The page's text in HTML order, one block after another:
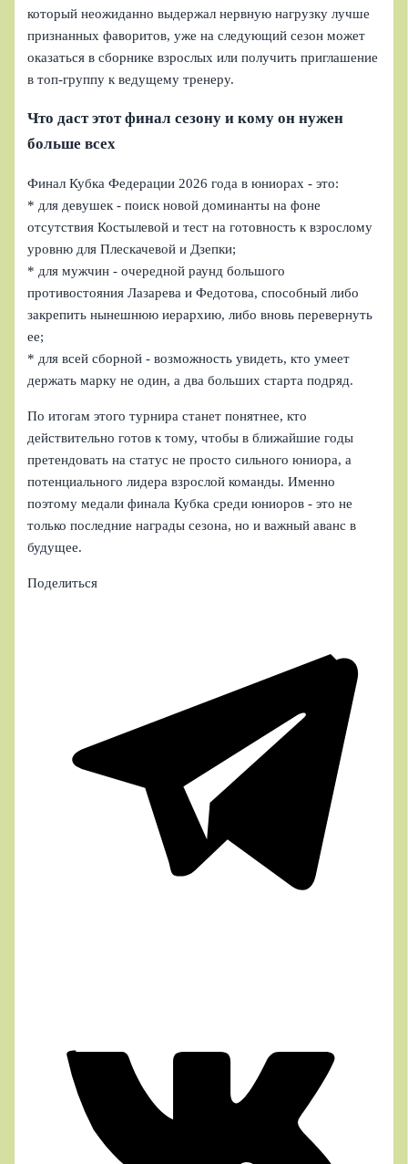
который неожиданно выдержал нервную нагрузку лучше
признанных фаворитов, уже на следующий сезон может
оказаться в сборнике взрослых или получить приглашение
в топ-группу к ведущему тренеру.
Что даст этот финал сезону и кому он нужен
больше всех
Финал Кубка Федерации 2026 года в юниорах - это:
* для девушек - поиск новой доминанты на фоне
отсутствия Костылевой и тест на готовность к взрослому
уровню для Плескачевой и Дзепки;
* для мужчин - очередной раунд большого
противостояния Лазарева и Федотова, способный либо
закрепить нынешнюю иерархию, либо вновь перевернуть
ее;
* для всей сборной - возможность увидеть, кто умеет
держать марку не один, а два больших старта подряд.
По итогам этого турнира станет понятнее, кто
действительно готов к тому, чтобы в ближайшие годы
претендовать на статус не просто сильного юниора, а
потенциального лидера взрослой команды. Именно
поэтому медали финала Кубка среди юниоров - это не
только последние награды сезона, но и важный аванс в
будущее.
Поделиться